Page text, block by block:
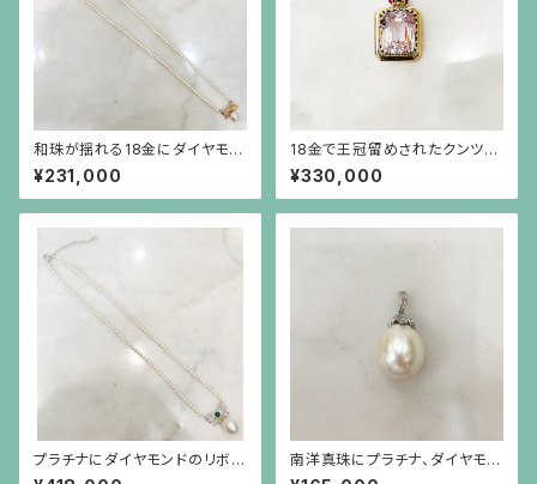
和珠が揺れる18金にダイヤモン
ドのリボンを小さなパールで繋
いだネックレス
¥231,000
18金で王冠留めされたクンツァ
イト（18ct）とルビーのペンダン
ト（チェーン別）
¥330,000
プラチナにダイヤモンドのリボ
ン、カボーションのエメラルドに
南洋真珠にプラチナ、ダイヤモン
ド、芥子パールの金具のペンダン